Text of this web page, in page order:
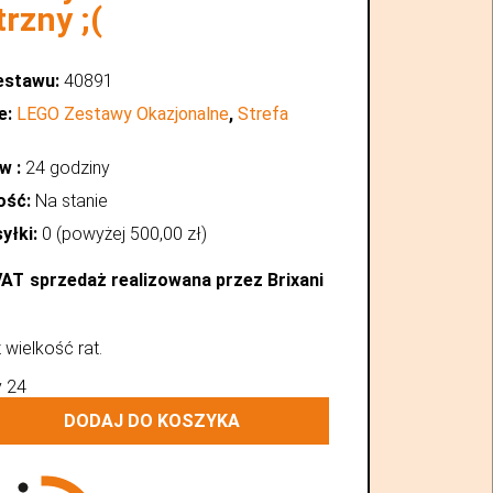
;(
40891
LEGO Zestawy Okazjonalne,Strefa
: 24 godziny
Na stanie
0 (powyżej 500,00 zł)
sprzedaż realizowana przez Brixani
wielkość rat.
DODAJ DO KOSZYKA